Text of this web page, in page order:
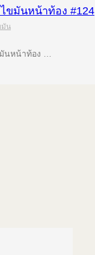
ขมันหน้าท้อง #124
มัน
นหน้าท้อง …